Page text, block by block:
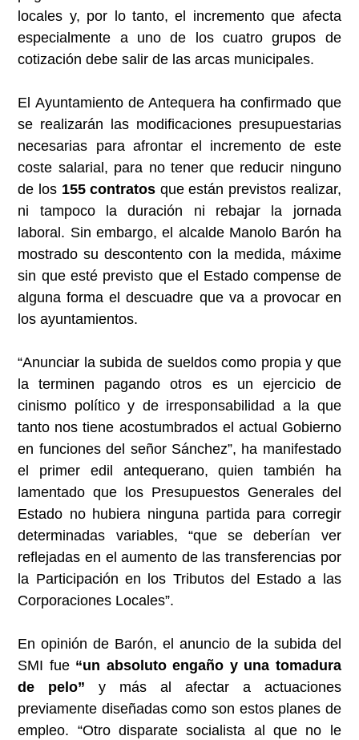
locales y, por lo tanto, el incremento que afecta
especialmente a uno de los cuatro grupos de
cotización debe salir de las arcas municipales.
El Ayuntamiento de Antequera ha confirmado que
se realizarán las modificaciones presupuestarias
necesarias para afrontar el incremento de este
coste salarial, para no tener que reducir ninguno
de los 155 contratos que están previstos realizar,
ni tampoco la duración ni rebajar la jornada
laboral. Sin embargo, el alcalde Manolo Barón ha
mostrado su descontento con la medida, máxime
sin que esté previsto que el Estado compense de
alguna forma el descuadre que va a provocar en
los ayuntamientos.
“Anunciar la subida de sueldos como propia y que
la terminen pagando otros es un ejercicio de
cinismo político y de irresponsabilidad a la que
tanto nos tiene acostumbrados el actual Gobierno
en funciones del señor Sánchez”, ha manifestado
el primer edil antequerano, quien también ha
lamentado que los Presupuestos Generales del
Estado no hubiera ninguna partida para corregir
determinadas variables, “que se deberían ver
reflejadas en el aumento de las transferencias por
la Participación en los Tributos del Estado a las
Corporaciones Locales”.
En opinión de Barón, el anuncio de la subida del
SMI fue “un absoluto engaño y una tomadura
de pelo” y más al afectar a actuaciones
previamente diseñadas como son estos planes de
empleo. “Otro disparate socialista al que no le